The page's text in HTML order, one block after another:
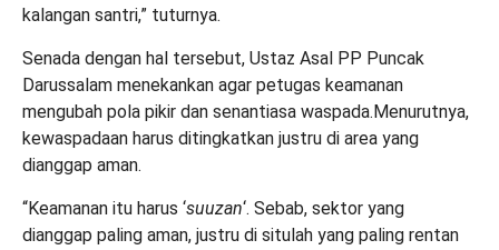
kalangan santri,” tuturnya.‎‎
Senada dengan hal tersebut, Ustaz Asal PP Puncak
Darussalam menekankan agar petugas keamanan
mengubah pola pikir dan senantiasa waspada.Menurutnya,
kewaspadaan harus ditingkatkan justru di area yang
dianggap aman.‎‎
“Keamanan itu harus ‘suuzan‘. Sebab, sektor yang
dianggap paling aman, justru di situlah yang paling rentan